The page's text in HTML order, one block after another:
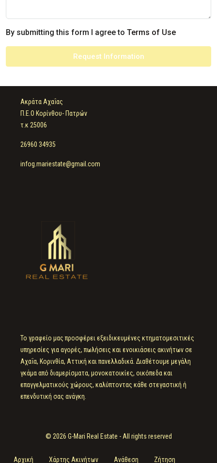
By submitting this form I agree to Terms of Use
Request Information
Ακράτα Αχαΐας
Π.Ε.Ο Κορίνθου- Πατρών
τ.κ 25006
26960 34935
infog.mariestate@gmail.com
Το γραφείο μας προσφέρει εξειδικευμένες κτηματομεσιτικές
υπηρεσίες για αγορές, πωλήσεις και ενοικιάσεις ακινήτων σε
Αχαΐα, Κορινθία, Αττική και πανελλαδικά. Διαθέτουμε μεγάλη
γκάμα από διαμερίσματα, μονοκατοικίες, οικόπεδα και
επαγγελματικούς χώρους, καλύπτοντας κάθε στεγαστική ή
επενδυτική σας ανάγκη.
© 2026 G-Mari Real Estate - All rights reserved
Αρχική Χάρτης Ακινήτων Ανάθεση Ζήτηση